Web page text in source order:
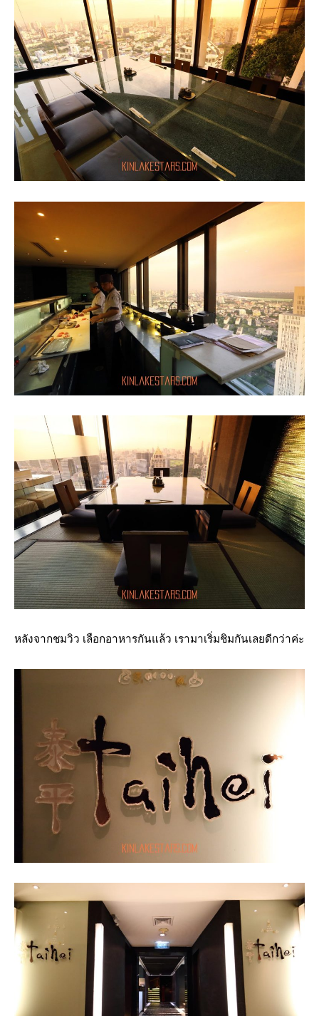
หลังจากชมวิว เลือกอาหารกันแล้ว เรามาเริ่มชิมกันเลยดีกว่าค่ะ